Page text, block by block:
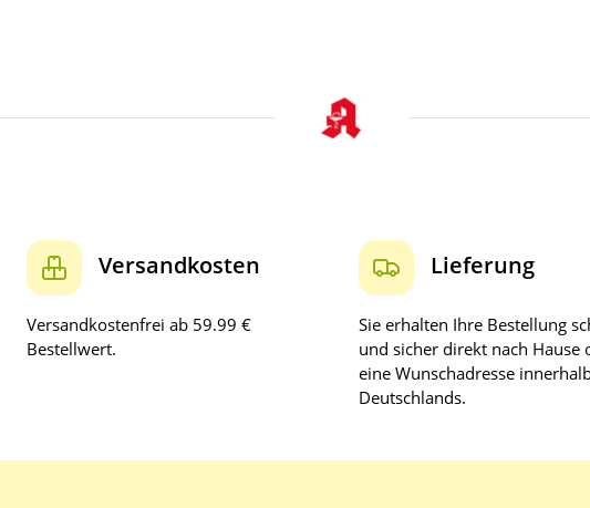
Versandkosten
Versandkostenfrei ab 59.99 €
Bestellwert.
Lieferung
Sie erhalten Ihre Bestellung
und sicher direkt nach Hause
eine Wunschadresse
Deutschlands.